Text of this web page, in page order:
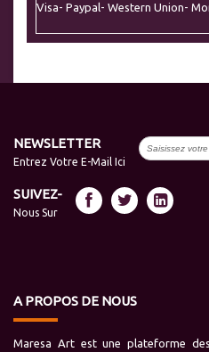
Visa- Paypal- Western Union-
NEWSLETTER
Entrez Votre E-Mail Ici
SUIVEZ-
Nous Sur
A PROPOS DE NOUS
Maresa Art est une plateforme